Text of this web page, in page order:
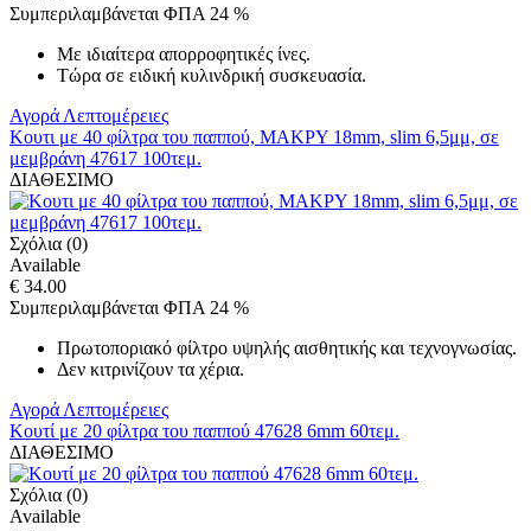
Συμπεριλαμβάνεται ΦΠΑ 24 %
Με ιδιαίτερα απορροφητικές ίνες.
Τώρα σε ειδική κυλινδρική συσκευασία.
Αγορά Λεπτομέρειες
Κουτι με 40 φίλτρα του παππού, ΜΑΚΡΥ 18mm, slim 6,5μμ, σε
μεμβράνη 47617 100τεμ.
ΔΙΑΘΕΣΙΜΟ
Σχόλια (0)
Available
€ 34.00
Συμπεριλαμβάνεται ΦΠΑ 24 %
Πρωτοποριακό φίλτρο υψηλής αισθητικής και τεχνογνωσίας.
Δεν κιτρινίζουν τα χέρια.
Αγορά Λεπτομέρειες
Κουτί με 20 φίλτρα του παππού 47628 6mm 60τεμ.
ΔΙΑΘΕΣΙΜΟ
Σχόλια (0)
Available